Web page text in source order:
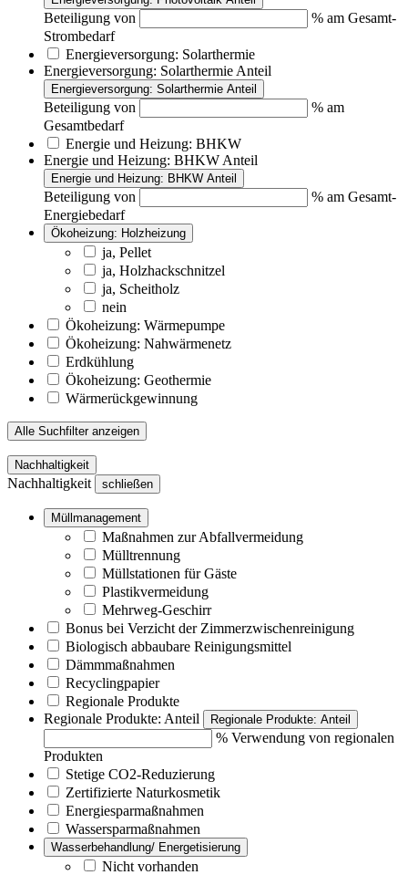
Beteiligung von
% am Gesamt-
Strombedarf
Energieversorgung: Solarthermie
Energieversorgung: Solarthermie Anteil
Energieversorgung: Solarthermie Anteil
Beteiligung von
% am
Gesamtbedarf
Energie und Heizung: BHKW
Energie und Heizung: BHKW Anteil
Energie und Heizung: BHKW Anteil
Beteiligung von
% am Gesamt-
Energiebedarf
Ökoheizung: Holzheizung
ja, Pellet
ja, Holzhackschnitzel
ja, Scheitholz
nein
Ökoheizung: Wärmepumpe
Ökoheizung: Nahwärmenetz
Erdkühlung
Ökoheizung: Geothermie
Wärmerückgewinnung
Alle Suchfilter anzeigen
Nachhaltigkeit
Nachhaltigkeit schließen
Müllmanagement
Maßnahmen zur Abfallvermeidung
Mülltrennung
Müllstationen für Gäste
Plastikvermeidung
Mehrweg-Geschirr
Bonus bei Verzicht der Zimmerzwischenreinigung
Biologisch abbaubare Reinigungsmittel
Dämmmaßnahmen
Recyclingpapier
Regionale Produkte
Regionale Produkte: Anteil
Regionale Produkte: Anteil
% Verwendung von regionalen
Produkten
Stetige CO2-Reduzierung
Zertifizierte Naturkosmetik
Energiesparmaßnahmen
Wassersparmaßnahmen
Wasserbehandlung/ Energetisierung
Nicht vorhanden